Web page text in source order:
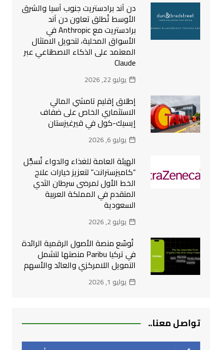
دن آند برادستريت جنوب آسيا والشرق
الأوسط تُطلق تعاون دن آند
برادستريت مع Anthropic في
الأسواق المحلية، لتحويل الامتثال
المعتمد على الذكاء الاصطناعي عبر
Claude
يوليو 22, 2026
إطلاق إقليم تامشي المالي
الاستثماري الخاص على ضفاف
إيسيك-كول في قيرغيزستان
يوليو 6, 2026
الهيئة العامة للغذاء والدواء تُسجِّل
“كاميزسترانت” لتعزيز خيارات علاج
الخط الأول لمرضى سرطان الثدي
المتقدم في المملكة العربية
السعودية
يوليو 2, 2026
تُوسّع منصة الأصول الرقمية الرائدة
في تركيا Paribu منصتها لتشمل
التمويل اللامركزي والعائد والأسهم
يوليو 1, 2026
تواصل معنا..